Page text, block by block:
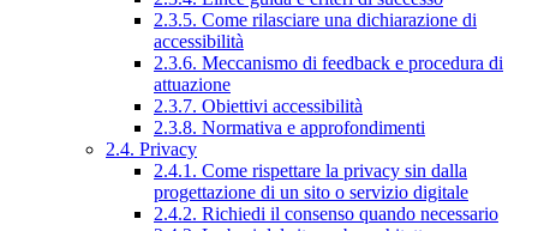
2.3.5. Come rilasciare una dichiarazione di
accessibilità
2.3.6. Meccanismo di feedback e procedura di
attuazione
2.3.7. Obiettivi accessibilità
2.3.8. Normativa e approfondimenti
2.4. Privacy
2.4.1. Come rispettare la privacy sin dalla
progettazione di un sito o servizio digitale
2.4.2. Richiedi il consenso quando necessario